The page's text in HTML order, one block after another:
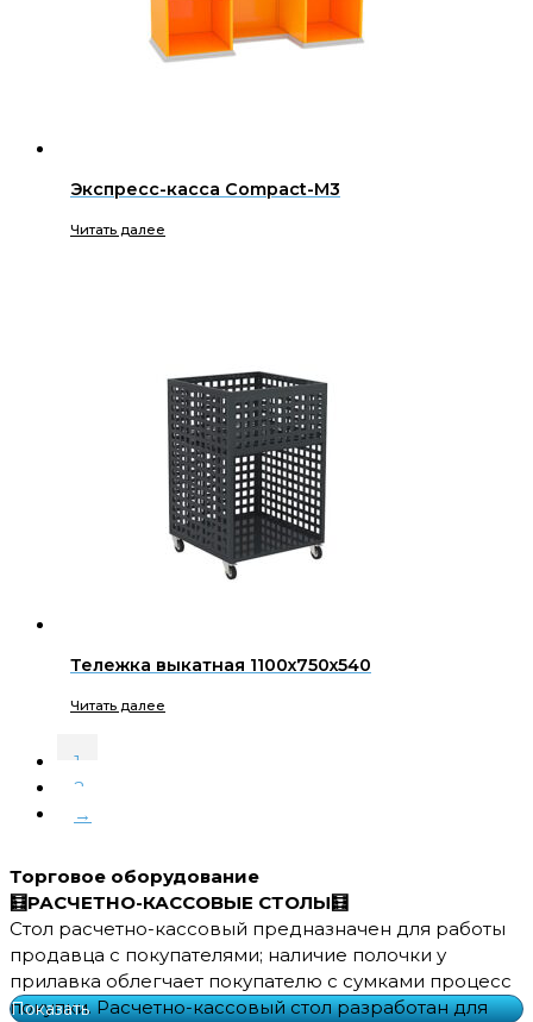
Экспресс-касса Compact-M3
Читать далее
Тележка выкатная 1100х750х540
Читать далее
1
2
→
Торговое оборудование
🧮РАСЧЕТНО-КАССОВЫЕ СТОЛЫ🧮
Стол расчетно-кассовый предназначен для работы
продавца с покупателями; наличие полочки у
прилавка облегчает покупателю с сумками процесс
покупки. Расчетно-кассовый стол разработан для
Показать